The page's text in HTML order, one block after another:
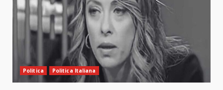
Politica Politica Italiana